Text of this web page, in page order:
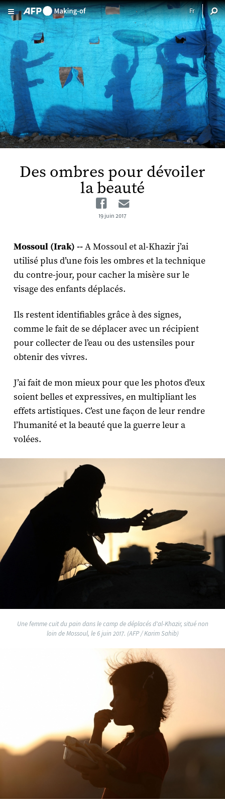
Aller au contenu principal
Des ombres pour dévoiler
la beauté
Facebook
19 juin 2017
Mossoul (Irak) --A Mossoul et al-Khazir j’ai
utilisé plus d’une fois les ombres et la technique
du contre-jour, pour cacher la misère sur le
visage des enfants déplacés.
Ils restent identifiables grâce à des signes,
comme le fait de se déplacer avec un récipient
pour collecter de l’eau ou des ustensiles pour
obtenir des vivres.
J’ai fait de mon mieux pour que les photos d'eux
soient belles et expressives, en multipliant les
effets artistiques. C’est une façon de leur rendre
l’humanité et la beauté que la guerre leur a
volées.
Une femme cuit du pain dans le camp de déplacés d'al-Khazir, situé non
loin de Mossoul, le 6 juin 2017. (AFP / Karim Sahib)